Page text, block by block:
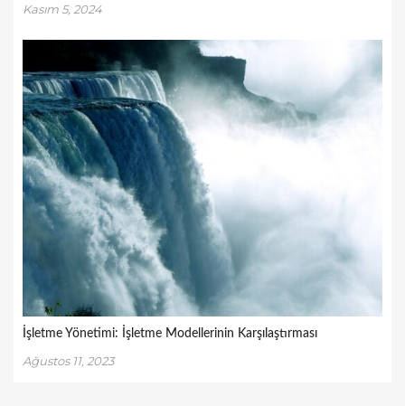
Kasım 5, 2024
İşletme Yönetimi: İşletme Modellerinin Karşılaştırması
Ağustos 11, 2023